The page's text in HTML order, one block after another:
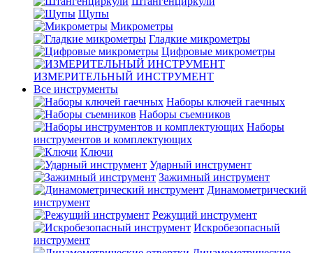
Щупы
Микрометры
Гладкие микрометры
Цифровые микрометры
ИЗМЕРИТЕЛЬНЫЙ ИНСТРУМЕНТ
Все инструменты
Наборы ключей гаечных
Наборы съемников
Наборы
инструментов и комплектующих
Ключи
Ударный инструмент
Зажимный инструмент
Динамометрический
инструмент
Режущий инструмент
Искробезопасный
инструмент